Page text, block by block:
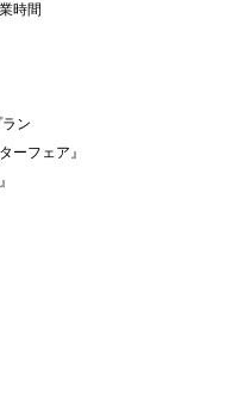
時間
ン
ーフェア』